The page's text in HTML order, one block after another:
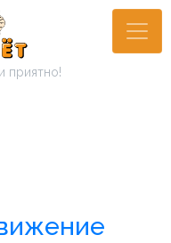
приятно!